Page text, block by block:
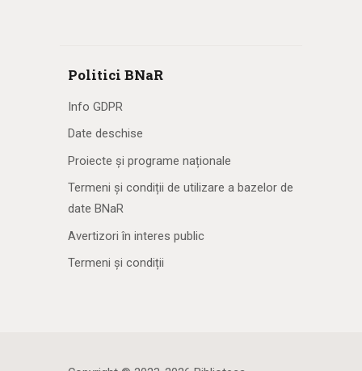
Politici BNaR
Info GDPR
Date deschise
Proiecte și programe naționale
Termeni și condiții de utilizare a bazelor de
date BNaR
Avertizori în interes public
Termeni și condiții